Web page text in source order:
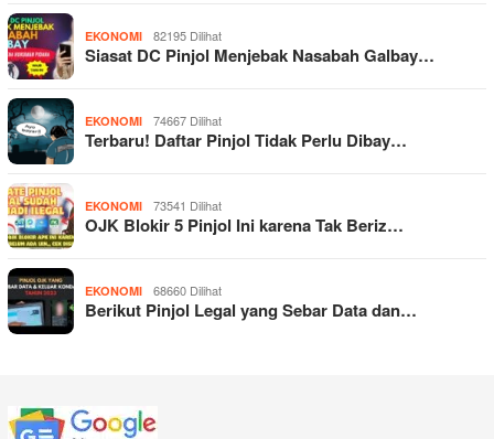
EKONOMI 82195 Dilihat
Siasat DC Pinjol Menjebak Nasabah Galbay…
EKONOMI 74667 Dilihat
Terbaru! Daftar Pinjol Tidak Perlu Dibay…
EKONOMI 73541 Dilihat
OJK Blokir 5 Pinjol Ini karena Tak Beriz…
EKONOMI 68660 Dilihat
Berikut Pinjol Legal yang Sebar Data dan…